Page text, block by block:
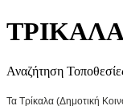
Αναζήτηση
Τα Τρίκαλα (Δημοτική